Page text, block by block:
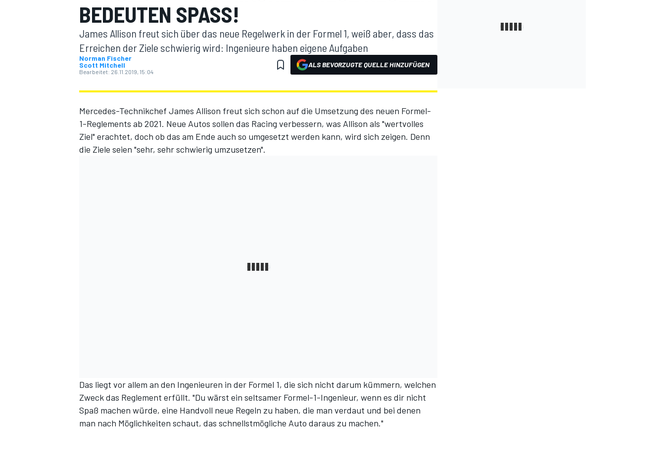
BEDEUTEN SPASS!
James Allison freut sich über das neue Regelwerk in der Formel 1, weiß aber, dass das
Erreichen der Ziele schwierig wird: Ingenieure haben eigene Aufgaben
Norman Fischer
Scott Mitchell
Bearbeitet: 26.11.2019, 15:04
ALS BEVORZUGTE QUELLE HINZUFÜGEN
Mercedes-Technikchef James Allison freut sich schon auf die Umsetzung des neuen Formel-
1-Reglements ab 2021. Neue Autos sollen das Racing verbessern, was Allison als "wertvolles
Ziel" erachtet, doch ob das am Ende auch so umgesetzt werden kann, wird sich zeigen. Denn
die Ziele seien "sehr, sehr schwierig umzusetzen".
Das liegt vor allem an den Ingenieuren in der Formel 1, die sich nicht darum kümmern, welchen
Zweck das Reglement erfüllt. "Du wärst ein seltsamer Formel-1-Ingenieur, wenn es dir nicht
Spaß machen würde, eine Handvoll neue Regeln zu haben, die man verdaut und bei denen
man nach Möglichkeiten schaut, das schnellstmögliche Auto daraus zu machen."